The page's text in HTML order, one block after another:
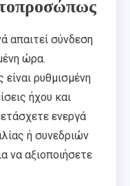
απαιτεί σύνδεση
ώρα.
ρυθμισμένη
ήχου και
ενεργά
ή συνεδριών
να αξιοποιήσετε